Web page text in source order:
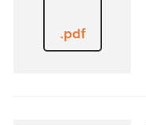
.pdf